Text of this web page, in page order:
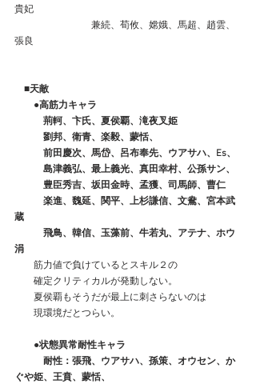
貴妃
兼続、荀攸、嫦娥、馬超、趙雲、
張良
■天敵
●高筋力キャラ
荊軻、卞氏、夏侯覇、滝夜叉姫
劉邦、衛青、楽毅、蒙恬、
前田慶次、馬岱、呂布奉先、ウアサハ、Es、
島津義弘、最上義光、真田幸村、公孫サン、
豊臣秀吉、坂田金時、孟獲、司馬師、曹仁
楽進、魏延、関平、上杉謙信、文鴦、宮本武
蔵
飛鳥、韓信、玉藻前、牛若丸、アテナ、ホウ
涓
筋力値で負けているとスキル２の
確定クリティカルが発動しない。
夏侯覇もそうだが最上に刺さらないのは
現環境だとつらい。
●状態異常耐性キャラ
耐性：張飛、ウアサハ、孫策、オウセン、か
ぐや姫、王賁、蒙恬、